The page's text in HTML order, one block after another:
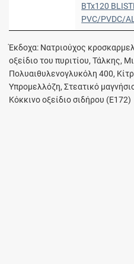
BTx120
PVC/PVDC/AL
Έκδοχα: Νατριούχος
οξείδιο του πυριτίου, Τάλκης,
Πολυαιθυλενογλυκόλη 400,
Υπρομελλόζη, Στεατικό
Κόκκινο οξείδιο σιδήρου (Ε172)